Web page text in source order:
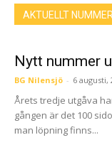
AKTUELLT
Nytt nummer
BG Nilensjö - 6 augusti,
Årets tredje utgåva
gången är det 100
man löpning finns...